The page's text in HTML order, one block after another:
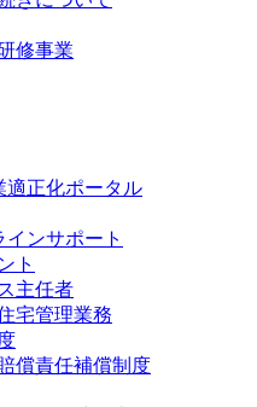
修事業
適正化ポータル
ンサポート
ト
主任者
宅管理業務
償責任補償制度